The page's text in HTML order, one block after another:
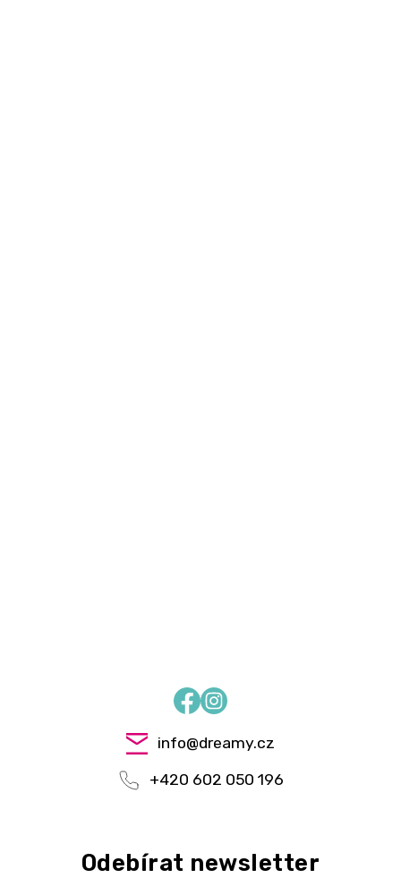
FacebookInstagram
info@dreamy.cz
+420 602 050 196
Odebírat newsletter